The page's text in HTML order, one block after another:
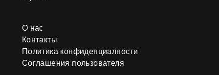
О нас
Контакты
Политика конфиденциалности
Соглашения пользователя